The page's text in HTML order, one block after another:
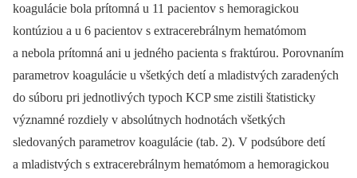
koagulácie bola prítomná u 11 pacientov s hemoragickou
kontúziou a u 6 pacientov s extracerebrálnym hematómom
a nebola prítomná ani u jedného pacienta s fraktúrou. Porovnaním
parametrov koagulácie u všetkých detí a mladistvých zaradených
do súboru pri jednotlivých typoch KCP sme zistili štatisticky
významné rozdiely v absolútnych hodnotách všetkých
sledovaných parametrov koagulácie (tab. 2). V podsúbore detí
a mladistvých s extracerebrálnym hematómom a hemoragickou